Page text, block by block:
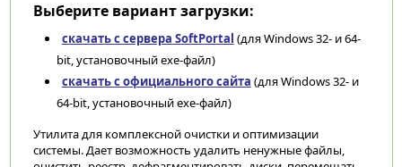
Выберите вариант загрузки:
скачать с сервера SoftPortal (для Windows 32- и 64-
bit, установочный exe-файл)
скачать с официального сайта (для Windows 32- и
64-bit, установочный exe-файл)
Утилита для комплексной очистки и оптимизации
системы. Дает возможность удалить ненужные файлы,